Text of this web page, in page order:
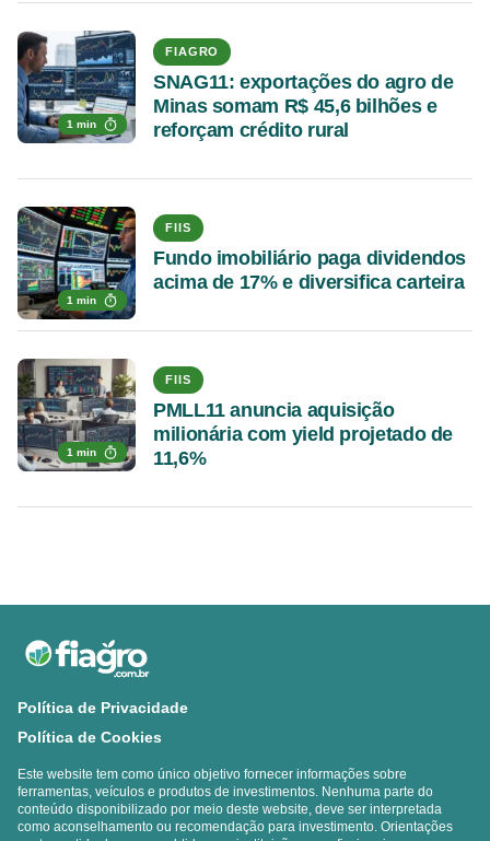
1 min
FIAGRO
SNAG11: exportações do agro de
Minas somam R$ 45,6 bilhões e
reforçam crédito rural
1 min
FIIS
Fundo imobiliário paga dividendos
acima de 17% e diversifica carteira
1 min
FIIS
PMLL11 anuncia aquisição
milionária com yield projetado de
11,6%
Política de Privacidade
Política de Cookies
Este website tem como único objetivo fornecer informações sobre
ferramentas, veículos e produtos de investimentos. Nenhuma parte do
conteúdo disponibilizado por meio deste website, deve ser interpretada
como aconselhamento ou recomendação para investimento. Orientações